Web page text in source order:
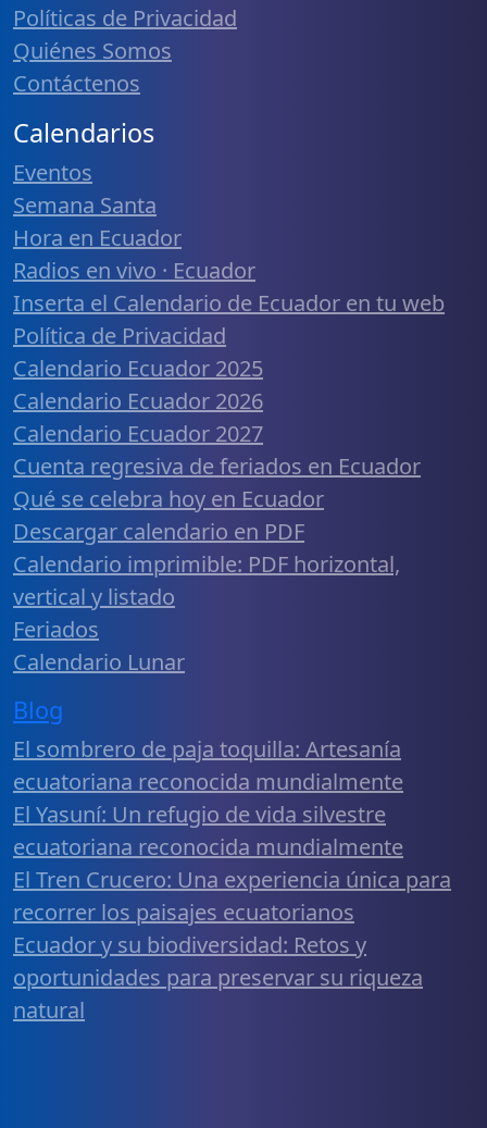
Políticas de Privacidad
Quiénes Somos
Contáctenos
Calendarios
Eventos
Semana Santa
Hora en Ecuador
Radios en vivo · Ecuador
Inserta el Calendario de Ecuador en tu web
Política de Privacidad
Calendario Ecuador 2025
Calendario Ecuador 2026
Calendario Ecuador 2027
Cuenta regresiva de feriados en Ecuador
Qué se celebra hoy en Ecuador
Descargar calendario en PDF
Calendario imprimible: PDF horizontal,
vertical y listado
Feriados
Calendario Lunar
Blog
El sombrero de paja toquilla: Artesanía
ecuatoriana reconocida mundialmente
El Yasuní: Un refugio de vida silvestre
ecuatoriana reconocida mundialmente
El Tren Crucero: Una experiencia única para
recorrer los paisajes ecuatorianos
Ecuador y su biodiversidad: Retos y
oportunidades para preservar su riqueza
natural